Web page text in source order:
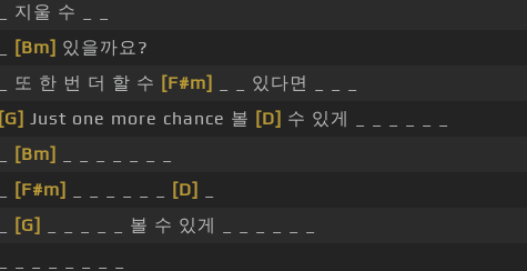
_ 지울 수 _ _
[Bm] 있을까요?
_ 또 한 번 더 할 수 [F#m]
_ _ 있다면 _ _ _
[G] Just one more chance 볼 [D] 수 있게 _ _ _ _ _ _
[Bm]
[F#m] [D]
[G]
_ _ _ _ _ 볼 수 있게 _ _ _ _ _ _